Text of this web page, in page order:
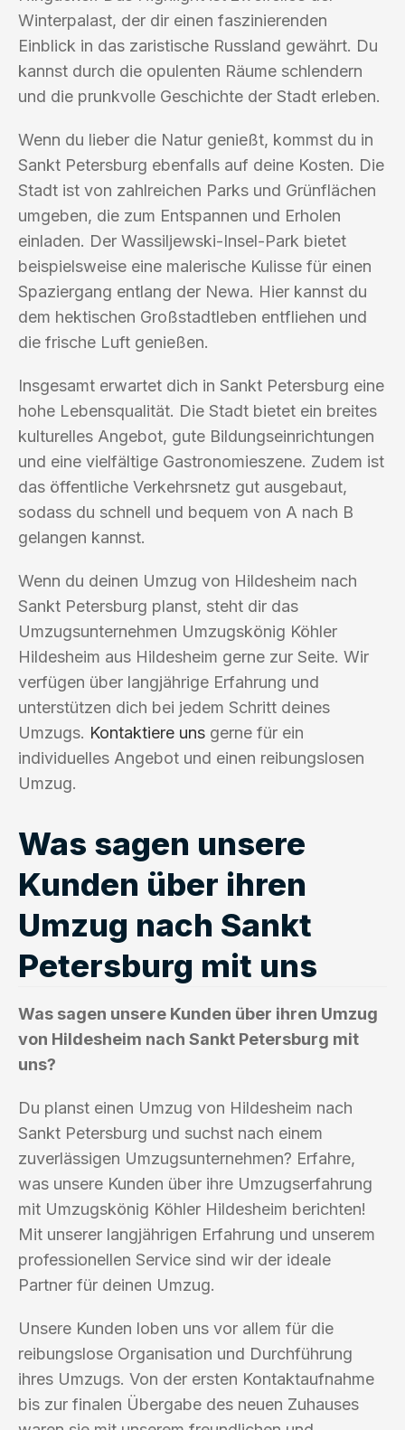
Winterpalast, der dir einen faszinierenden
Einblick in das zaristische Russland gewährt. Du
kannst durch die opulenten Räume schlendern
und die prunkvolle Geschichte der Stadt erleben.
Wenn du lieber die Natur genießt, kommst du in
Sankt Petersburg ebenfalls auf deine Kosten. Die
Stadt ist von zahlreichen Parks und Grünflächen
umgeben, die zum Entspannen und Erholen
einladen. Der Wassiljewski-Insel-Park bietet
beispielsweise eine malerische Kulisse für einen
Spaziergang entlang der Newa. Hier kannst du
dem hektischen Großstadtleben entfliehen und
die frische Luft genießen.
Insgesamt erwartet dich in Sankt Petersburg eine
hohe Lebensqualität. Die Stadt bietet ein breites
kulturelles Angebot, gute Bildungseinrichtungen
und eine vielfältige Gastronomieszene. Zudem ist
das öffentliche Verkehrsnetz gut ausgebaut,
sodass du schnell und bequem von A nach B
gelangen kannst.
Wenn du deinen Umzug von Hildesheim nach
Sankt Petersburg planst, steht dir das
Umzugsunternehmen Umzugskönig Köhler
Hildesheim aus Hildesheim gerne zur Seite. Wir
verfügen über langjährige Erfahrung und
unterstützen dich bei jedem Schritt deines
Umzugs. Kontaktiere uns gerne für ein
individuelles Angebot und einen reibungslosen
Umzug.
Was sagen unsere
Kunden über ihren
Umzug nach Sankt
Petersburg mit uns
Was sagen unsere Kunden über ihren Umzug
von Hildesheim nach Sankt Petersburg mit
uns?
Du planst einen Umzug von Hildesheim nach
Sankt Petersburg und suchst nach einem
zuverlässigen Umzugsunternehmen? Erfahre,
was unsere Kunden über ihre Umzugserfahrung
mit Umzugskönig Köhler Hildesheim berichten!
Mit unserer langjährigen Erfahrung und unserem
professionellen Service sind wir der ideale
Partner für deinen Umzug.
Unsere Kunden loben uns vor allem für die
reibungslose Organisation und Durchführung
ihres Umzugs. Von der ersten Kontaktaufnahme
bis zur finalen Übergabe des neuen Zuhauses